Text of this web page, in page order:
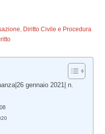
, Diritto Civile e Procedura
gennaio 2021| n.